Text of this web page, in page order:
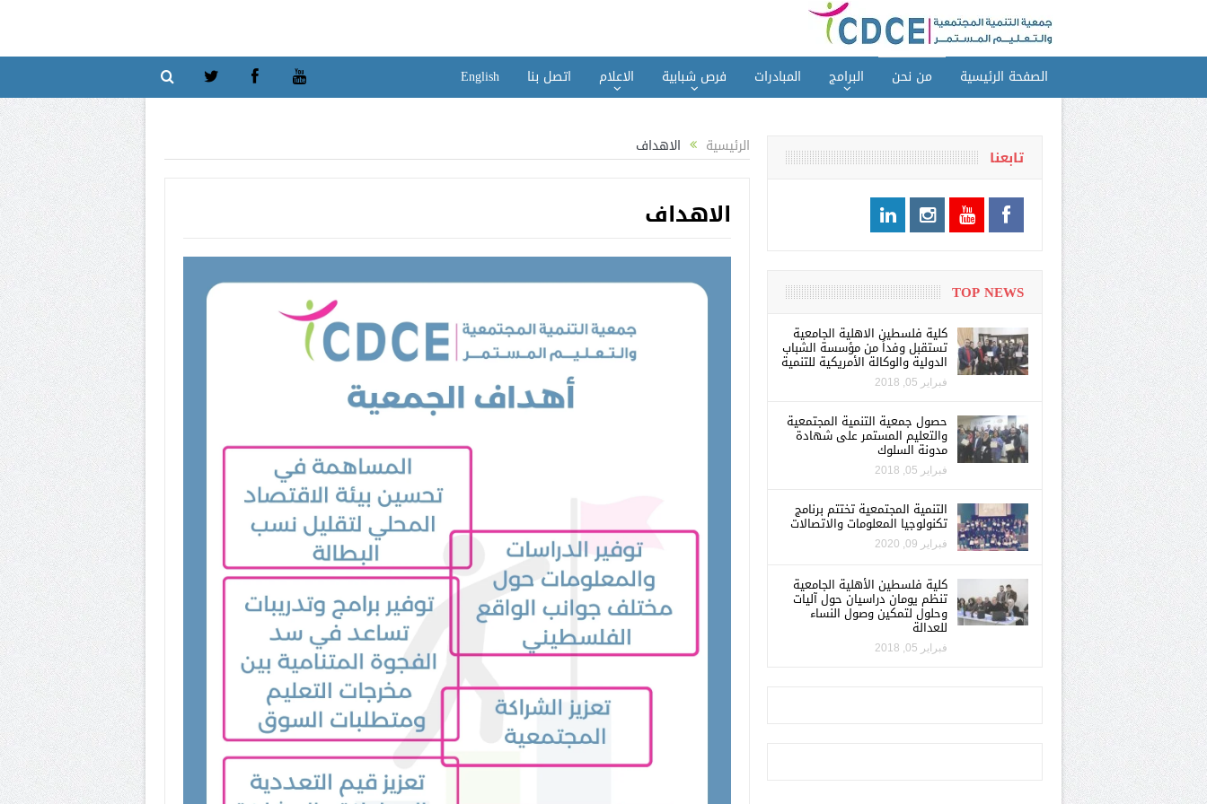
الصفحة الرئيسية من نحن البرامج المبادرات فرص شبابية الاعلام اتصل بنا English
الرئيسية الاهداف
الاهداف
تابعنا
TOP NEWS
كلية فلسطين الاهلية الجامعية
تستقبل وفداً من مؤسسة الشباب
الدولية والوكالة الأمريكية للتنمية
فبراير 05, 2018
حصول جمعية التنمية المجتمعية
والتعليم المستمر على شهادة
مدونة السلوك
فبراير 05, 2018
التنمية المجتمعية تختتم برنامج
تكنولوجيا المعلومات والاتصالات
فبراير 09, 2020
كلية فلسطين الأهلية الجامعية
تنظم يومان دراسيان حول آليات
وحلول لتمكين وصول النساء
للعدالة
فبراير 05, 2018